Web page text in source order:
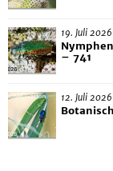
19. Juli 2026
– 741
12. Juli 2026